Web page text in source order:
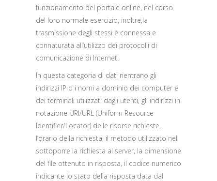
funzionamento del portale online, nel corso
del loro normale esercizio, inoltre,la
trasmissione degli stessi è connessa e
connaturata all’utilizzo dei protocolli di
comunicazione di Internet.
In questa categoria di dati rientrano gli
indirizzi IP o i nomi a dominio dei computer e
dei terminali utilizzati dagli utenti, gli indirizzi in
notazione URI/URL (Uniform Resource
Identifier/Locator) delle risorse richieste,
l’orario della richiesta, il metodo utilizzato nel
sottoporre la richiesta al server, la dimensione
del file ottenuto in risposta, il codice numerico
indicante lo stato della risposta data dal